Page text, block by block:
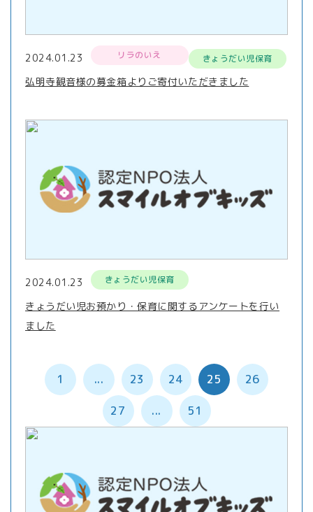
2024.01.23 リラのいえ きょうだい児保育
弘明寺観音様の募金箱よりご寄付いただきました
2024.01.23 きょうだい児保育
きょうだい児お預かり・保育に関するアンケートを行い
ました
1 ... 23 24 25 26
27 ... 51